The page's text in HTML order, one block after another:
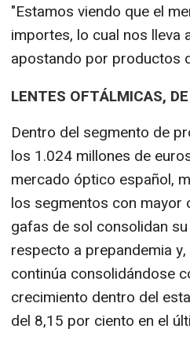
"Estamos viendo que el
importes, lo cual nos lleva
apostando por productos
LENTES OFTÁLMICAS,
Dentro del segmento de
los 1.024 millones de
mercado óptico español,
los segmentos con mayor
gafas de sol consolidan
respecto a prepandemia
continúa consolidándose
crecimiento dentro del
del 8,15 por ciento en el